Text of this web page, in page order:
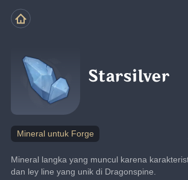
Starsilver
Mineral untuk Forge
Mineral langka yang muncul karena
dan ley line yang unik di Dragonspine.